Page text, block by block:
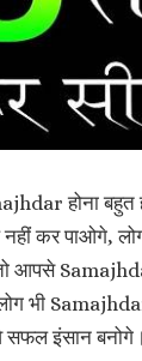
होना बहुत
नहीं कर पाओगे,
आपसे
भी Samajhdar
सफल इंसान बनोगे।